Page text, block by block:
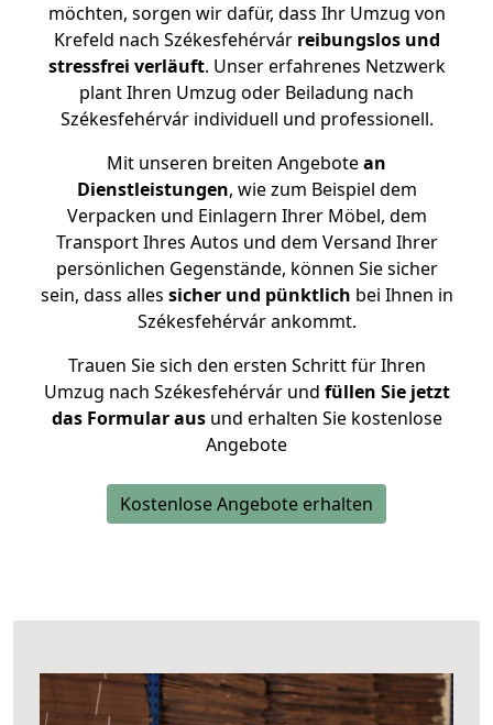
möchten, sorgen wir dafür, dass Ihr Umzug von
Krefeld nach Székesfehérvár reibungslos und
stressfrei verläuft. Unser erfahrenes Netzwerk
plant Ihren Umzug oder Beiladung nach
Székesfehérvár individuell und professionell.
Mit unseren breiten Angebotean
Dienstleistungen, wie zum Beispiel dem
Verpacken und Einlagern Ihrer Möbel, dem
Transport Ihres Autos und dem Versand Ihrer
persönlichen Gegenstände, können Sie sicher
sein, dass alles sicher und pünktlich bei Ihnen in
Székesfehérvár ankommt.
Trauen Sie sich den ersten Schritt für Ihren
Umzug nach Székesfehérvár und füllen Sie jetzt
das Formular ausund erhalten Sie kostenlose
Angebote
Kostenlose Angebote erhalten